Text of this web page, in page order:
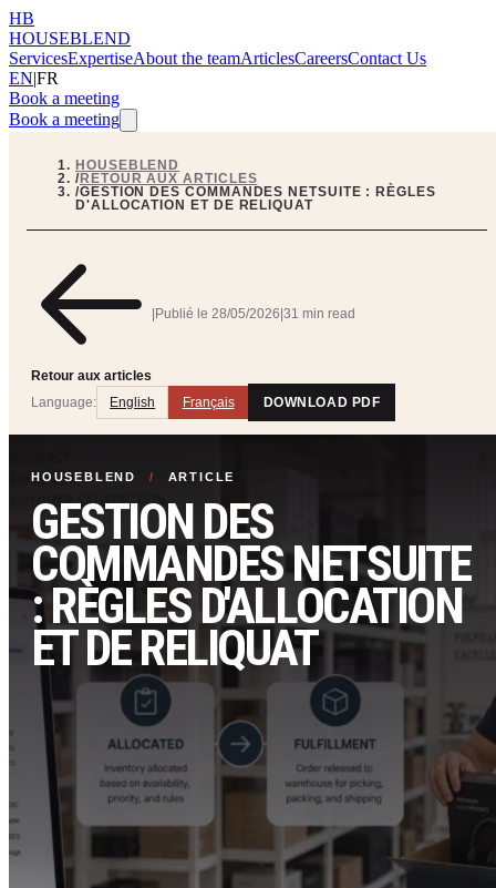
HB
HOUSEBLEND
ServicesExpertiseAbout the teamArticlesCareersContact Us
EN|FR
Book a meeting
Book a meeting
HOUSEBLEND
/RETOUR AUX ARTICLES
/GESTION DES COMMANDES NETSUITE : RÈGLES
D'ALLOCATION ET DE RELIQUAT
Retour aux articles
Publié le 28/05/2026 31 min read
Language: English Français DOWNLOAD PDF
HOUSEBLEND / ARTICLE
GESTION DES
COMMANDES NETSUITE
: RÈGLES D'ALLOCATION
ET DE RELIQUAT